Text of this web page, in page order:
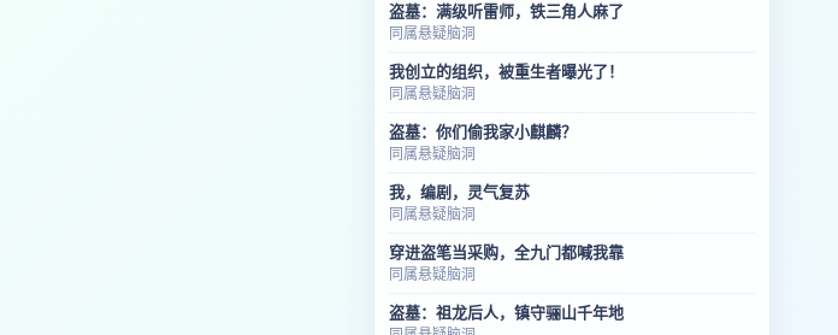
盗墓：满级听雷师，铁三角人麻了
同属悬疑脑洞
我创立的组织，被重生者曝光了！
同属悬疑脑洞
盗墓：你们偷我家小麒麟？
同属悬疑脑洞
我，编剧，灵气复苏
同属悬疑脑洞
穿进盗笔当采购，全九门都喊我靠
同属悬疑脑洞
盗墓：祖龙后人，镇守骊山千年地